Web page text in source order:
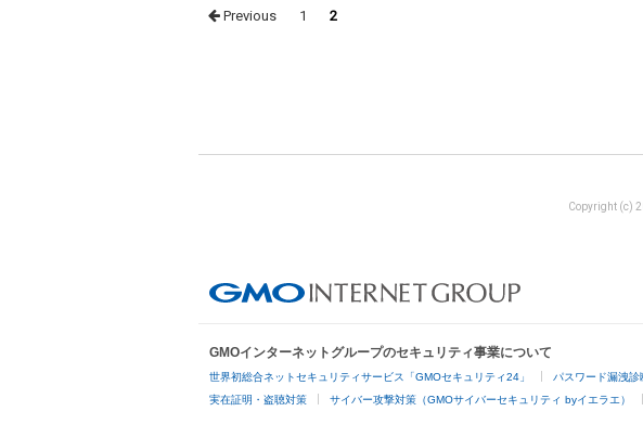
PostsPrevious 1 2
Copyright (c)
GMOインターネットグループのセキュリティ事業について
世界初総合ネットセキュリティサービス「GMOセキュリティ24」 パスワード漏洩診
実在証明・盗聴対策 サイバー攻撃対策（GMOサイバーセキュリティ byイエラエ）